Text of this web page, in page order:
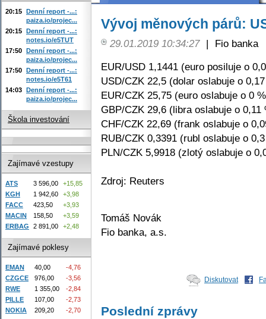
Vývoj měnových párů:
29.01.2019 10:34:27 |
Fio banka
EUR/USD 1,1441 (euro posiluje o
USD/CZK 22,5 (dolar oslabuje o
EUR/CZK 25,75 (euro oslabuje o 0
GBP/CZK 29,6 (libra oslabuje o 0,11
CHF/CZK 22,69 (frank oslabuje o
RUB/CZK 0,3391 (rubl oslabuje o
PLN/CZK 5,9918 (zlotý oslabuje o
Zdroj: Reuters
Tomáš Novák
Fio banka, a.s.
Diskutovat
Poslední zprávy
20:15 Denní report -...:
paiza.io/projec...
20:15 Denní report -...:
notes.io/e5TUT
17:50 Denní report -...:
paiza.io/projec...
17:50 Denní report -...:
notes.io/e5T61
14:03 Denní report -...:
paiza.io/projec...
Škola investování
Zajímavé vzestupy
ATS 3 596,00
+15,85
KGH
1 942,60
+3,98
FACC
423,50
+3,93
MACIN
158,50
+3,59
ERBAG
2 891,00 +2,48
Zajímavé poklesy
EMAN 40,00
-4,76
CZGCE
976,00
-3,56
RWE
1 355,00
-2,84
PILLE
107,00
-2,73
NOKIA
209,20 -2,70